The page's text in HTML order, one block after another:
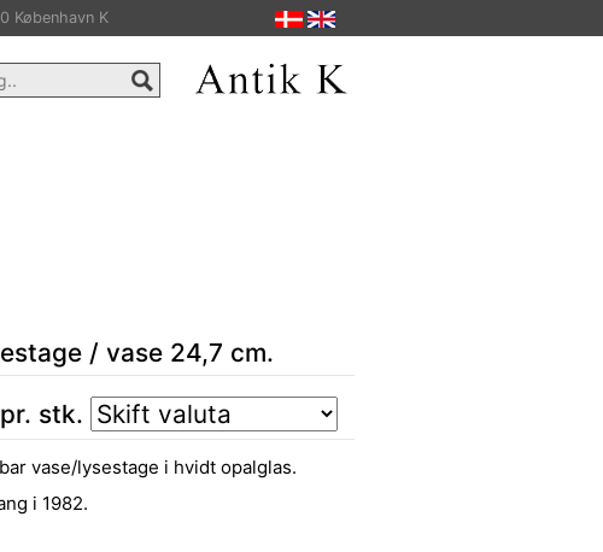
København K
/ vase 24,7 cm.
pr. stk.
vase/lysestage i hvidt opalglas.
i 1982.